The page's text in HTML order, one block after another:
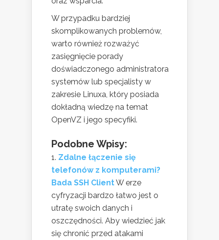
W przypadku bardziej
skomplikowanych problemów,
warto również rozważyć
zasięgnięcie porady
doświadczonego administratora
systemów lub specjalisty w
zakresie Linuxa, który posiada
dokładną wiedzę na temat
OpenVZ i jego specyfiki.
Podobne Wpisy:
Zdalne łączenie się
telefonów z komputerami?
Bada SSH ClientW erze
cyfryzacji bardzo łatwo jest o
utratę swoich danych i
oszczędności. Aby wiedzieć jak
się chronić przed atakami